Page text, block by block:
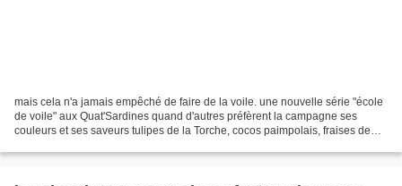
mais cela n'a jamais empêché de faire de la voile. une nouvelle série "école
de voile" aux Quat'Sardines quand d'autres préfèrent la campagne ses
couleurs et ses saveurs tulipes de la Torche, cocos paimpolais, fraises de